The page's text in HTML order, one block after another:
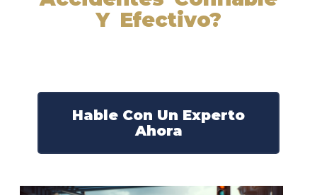
Y Efectivo?
Hable Con Un Experto
Ahora